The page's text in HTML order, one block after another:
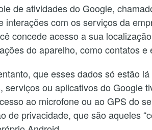
de atividades do Google,
interações com os serviços da
concede acesso a sua
do aparelho, como contatos e
que esses dados só estão
serviços ou aplicativos do Google
ao microfone ou ao GPS do
de privacidade, que são aqueles